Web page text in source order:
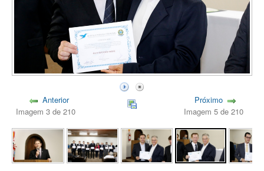
Anterior
Imagem 3 de 210
Próximo
Imagem 5 de 210